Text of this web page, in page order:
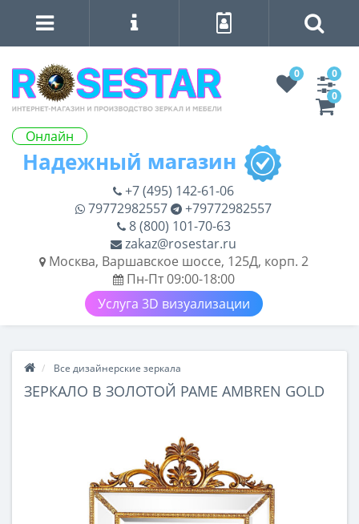
Онлайн
0
0
0
+7 (495) 142-61-06
79772982557
+79772982557
8 (800) 101-70-63
zakaz@rosestar.ru
Москва, Варшавское шоссе, 125Д, корп. 2
Пн-Пт 09:00-18:00
Услуга 3D визуализации
Все дизайнерские зеркала
ЗЕРКАЛО В ЗОЛОТОЙ РАМЕ AMBREN GOLD